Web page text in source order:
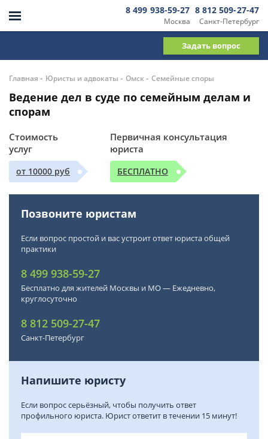
Москва
8 499 938-59-27
Санкт-Петербург
8 812 509-27-47
Задать вопрос
Главная - Юристы и адвокаты - Омск- Семейные споры
Ведение дел в суде по семейным делам и
спорам
Стоимость
услуг
от 10000 руб
Первичная консультация
юриста
БЕСПЛАТНО
Позвоните юристам
Если вопрос простой и вас устроит ответ юриста общей
практики
8 499 938-59-27
Бесплатно для жителей Москвы и МО — Ежедневно,
круглосуточно
8 812 509-27-47
Санкт-Петербург
Напишите юристу
Если вопрос серьёзный, чтобы получить ответ
профильного юриста. Юрист ответит в течении 15 минут!